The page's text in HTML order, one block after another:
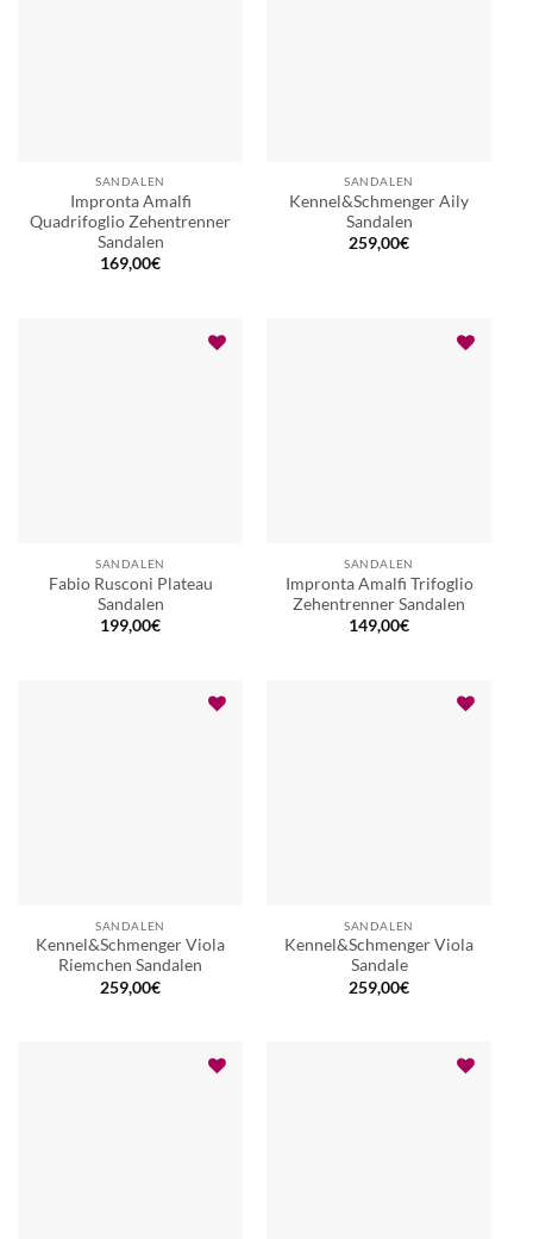
SANDALEN
Impronta Amalfi
Quadrifoglio Zehentrenner
Sandalen
169,00€
SANDALEN
Kennel&Schmenger Aily
Sandalen
259,00€
SANDALEN
Fabio Rusconi Plateau
Sandalen
199,00€
SANDALEN
Impronta Amalfi Trifoglio
Zehentrenner Sandalen
149,00€
SANDALEN
Kennel&Schmenger Viola
Riemchen Sandalen
259,00€
SANDALEN
Kennel&Schmenger Viola
Sandale
259,00€